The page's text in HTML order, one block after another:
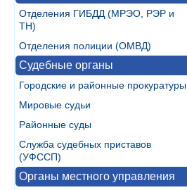
Отделения ГИБДД (МРЭО, РЭР и
ТН)
Отделения полиции (ОМВД)
Судебные органы
Городские и районные прокуратуры
Мировые судьи
Районные суды
Служба судебных приставов
(УФССП)
Органы местного управления